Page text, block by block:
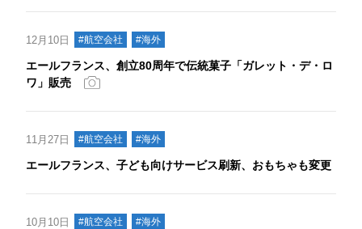
12月10日 #航空会社 #海外
エールフランス、創立80周年で伝統菓子「ガレット・デ・ロ
ワ」販売
11月27日 #航空会社 #海外
エールフランス、子ども向けサービス刷新、おもちゃも変更
10月10日 #航空会社 #海外